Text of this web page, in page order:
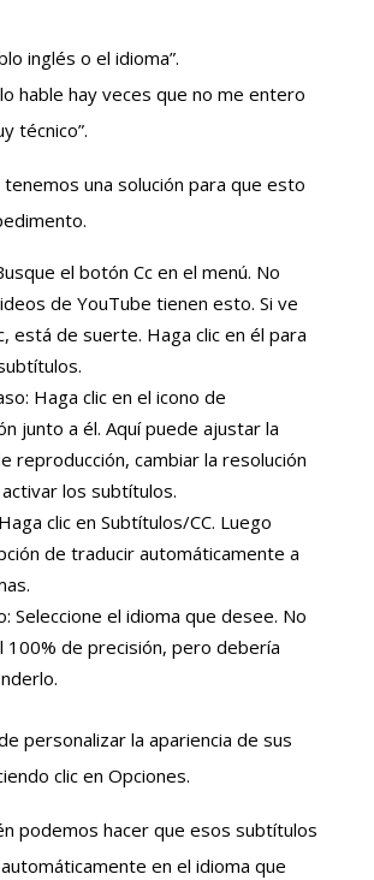
inglés o el idioma”.
hable hay veces que no me entero
técnico”.
tenemos una solución para que esto
el botón Cc en el menú. No
de YouTube tienen esto. Si ve
está de suerte. Haga clic en él para
Haga clic en el icono de
junto a él. Aquí puede ajustar la
reproducción, cambiar la resolución
los subtítulos.
clic en Subtítulos/CC. Luego
de traducir automáticamente a
Seleccione el idioma que desee. No
100% de precisión, pero debería
personalizar la apariencia de sus
clic en Opciones.
podemos hacer que esos subtítulos
en el idioma que